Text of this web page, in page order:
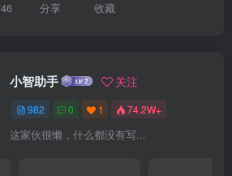
46 分享 收藏
小智助手 关注
982 0 1 74.2W+
这家伙很懒，什么都没有写...